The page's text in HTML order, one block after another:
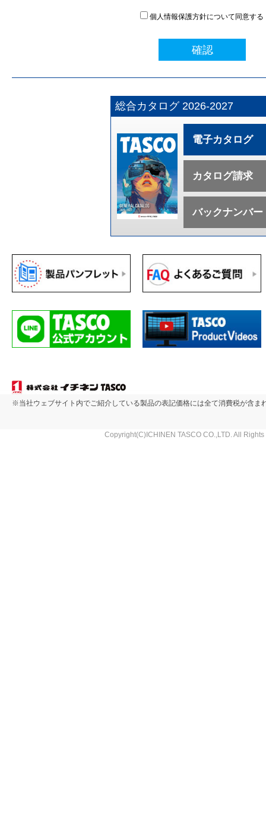
個人情報保護方針について同意する
確認
総合カタログ 2026-2027
電子カタログ
カタログ請求
バックナンバー
※当社ウェブサイト内でご紹介している製品の表記価格には全て消費税が含ま
Copyright(C)ICHINEN TASCO CO.,LTD. All